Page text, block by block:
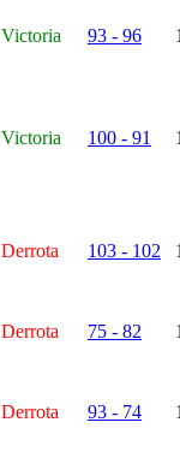
Victoria 93 - 96
Victoria 100 - 91
Derrota 103 - 102
Derrota 75 - 82
Derrota 93 - 74